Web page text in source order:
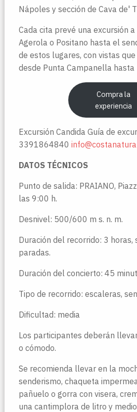
Nápoles y sección de Cava de'
Cada cita prevé una excursión
Agerola o Positano hasta el
de estos lugares, con vistas
desde Punta Campanella hasta
Compra la
experiencia
Excursión Candida Guía de
3391864840
DATOS TÉCNICOS
Punto de salida: PRAIANO,
las 9:00 h.
Desnivel: 500/600 m s. n. m.
Duración del recorrido: 3 horas,
paradas.
Duración del concierto: 45
Tipo de recorrido: escaleras,
Dificultad: media
Los participantes deberán
o cómodo.
Se recomienda llevar en la
senderismo, chaqueta
pañuelo o gorra con visera,
una cantimplora de litro y